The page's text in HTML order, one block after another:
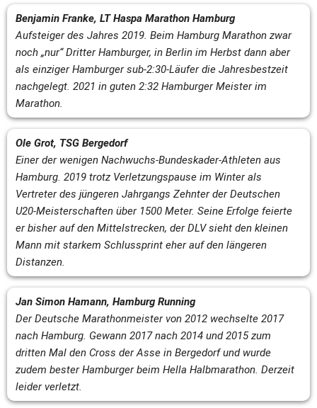
Benjamin Franke, LT Haspa Marathon Hamburg
Aufsteiger des Jahres 2019. Beim Hamburg Marathon zwar
noch „nur“ Dritter Hamburger, in Berlin im Herbst dann aber
als einziger Hamburger sub-2:30-Läufer die Jahresbestzeit
nachgelegt. 2021 in guten 2:32 Hamburger Meister im
Marathon.
Ole Grot, TSG Bergedorf
Einer der wenigen Nachwuchs-Bundeskader-Athleten aus
Hamburg. 2019 trotz Verletzungspause im Winter als
Vertreter des jüngeren Jahrgangs Zehnter der Deutschen
U20-Meisterschaften über 1500 Meter. Seine Erfolge feierte
er bisher auf den Mittelstrecken, der DLV sieht den kleinen
Mann mit starkem Schlussprint eher auf den längeren
Distanzen.
Jan Simon Hamann, Hamburg Running
Der Deutsche Marathonmeister von 2012 wechselte 2017
nach Hamburg. Gewann 2017 nach 2014 und 2015 zum
dritten Mal den Cross der Asse in Bergedorf und wurde
zudem bester Hamburger beim Hella Halbmarathon. Derzeit
leider verletzt.